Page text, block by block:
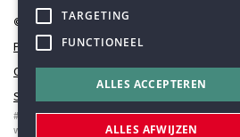
© Humanistisch Verbond 2026
Privacy
Cookiestatement
Sitemap
#codedwithlove byCodelines
webapplicaties
mobiele apps&maatwerk websites
TARGETING
FUNCTIONEEL
ALLES ACCEPTEREN
ALLES AFWIJZEN